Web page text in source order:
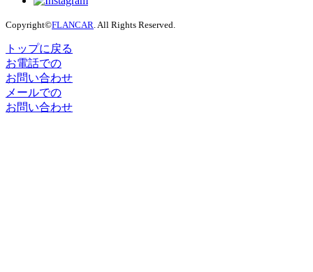
Copyright©FLANCAR . All Rights Reserved.
トップに戻る
お電話での
お問い合わせ
メールでの
お問い合わせ